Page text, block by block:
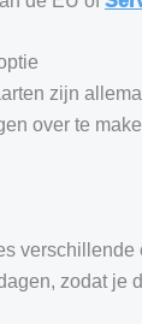
zijn
over te
zodat je